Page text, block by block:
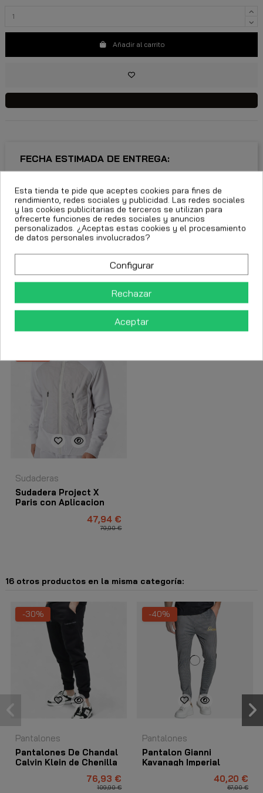
Añadir al carrito
FECHA ESTIMADA DE ENTREGA:
CttExpress 24/48h -Martes 11 Agosto, 2026
Descripción
Los clientes que adquirieron este producto también
Sudaderas
Sudadera Project X
Paris con Aplicacion
47,94 €
79,90 €
16 otros productos en la misma categoría:
-30%
Pantalones
Pantalones De Chandal
Calvin Klein de Chenilla
76,93 €
109,90 €
-40%
Pantalones
Pantalon Gianni
Kavanagh Imperial
40,20 €
67,00 €
Esta tienda te pide que aceptes cookies para fines de
rendimiento, redes sociales y publicidad. Las redes sociales
y las cookies publicitarias de terceros se utilizan para
ofrecerte funciones de redes sociales y anuncios
personalizados. ¿Aceptas estas cookies y el procesamiento
de datos personales involucrados?
Configurar
Rechazar
Aceptar